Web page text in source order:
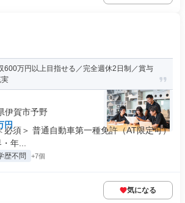
600万円以上目指せる／完全週休2日制／賞与
伊賀市予野
円
必須＞ 普通自動車第一種免許（AT限定可）
年...
歴不問 +7個
気になる